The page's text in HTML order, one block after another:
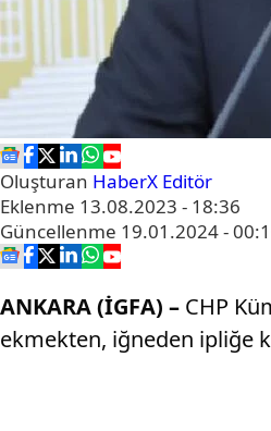
Oluşturan HaberX Editör
Eklenme 13.08.2023 - 18:36
Güncellenme 19.01.2024 -
ANKARA (İGFA) – CHP
ekmekten, iğneden ipliğe